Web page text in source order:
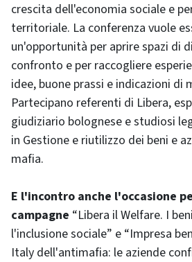
crescita dell'economia sociale e
territoriale. La conferenza vuole
un'opportunità per aprire spazi di
confronto e per raccogliere
idee, buone prassi e indicazioni di
Partecipano referenti di Libera,
giudiziario bolognese e studiosi
in Gestione e riutilizzo dei beni e
mafia.
E l'incontro anche l'occasione
campagne “Libera il Welfare. I
l'inclusione sociale” e “Impresa
Italy dell'antimafia: le aziende